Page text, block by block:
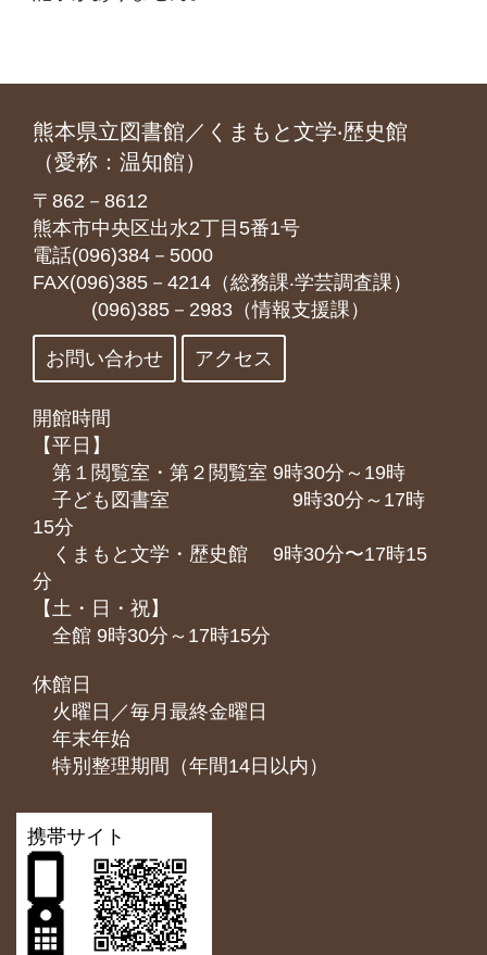
熊本県立図書館／くまもと文学‧歴史館
（愛称：温知館）
〒862－8612
熊本市中央区出水2丁目5番1号
電話(096)384－5000
FAX(096)385－4214（総務課‧学芸調査課）
(096)385－2983（情報支援課）
お問い合わせ アクセス
開館時間
【平日】
第１閲覧室・第２閲覧室 9時30分～19時
子ども図書室 9時30分～17時
15分
くまもと⽂学・歴史館 9時30分〜17時15
分
【土・日・祝】
全館 9時30分～17時15分
休館日
火曜日／毎月最終金曜日
年末年始
特別整理期間（年間14日以内）
携帯サイト